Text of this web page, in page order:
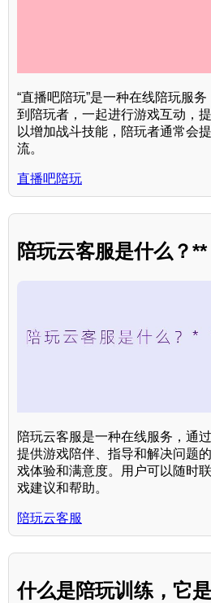
“直播吧陪玩”是一种在线陪玩服
到陪玩者，一起进行游戏互动，
以增加战斗技能，陪玩者通常会
流。
直播吧陪玩
陪玩云客服是什么？**
陪玩云客服是一种在线服务，通
提供游戏陪伴、指导和解决问题
戏体验和满意度。用户可以随时
戏建议和帮助。
陪玩云客服
什么是陪玩训练，它